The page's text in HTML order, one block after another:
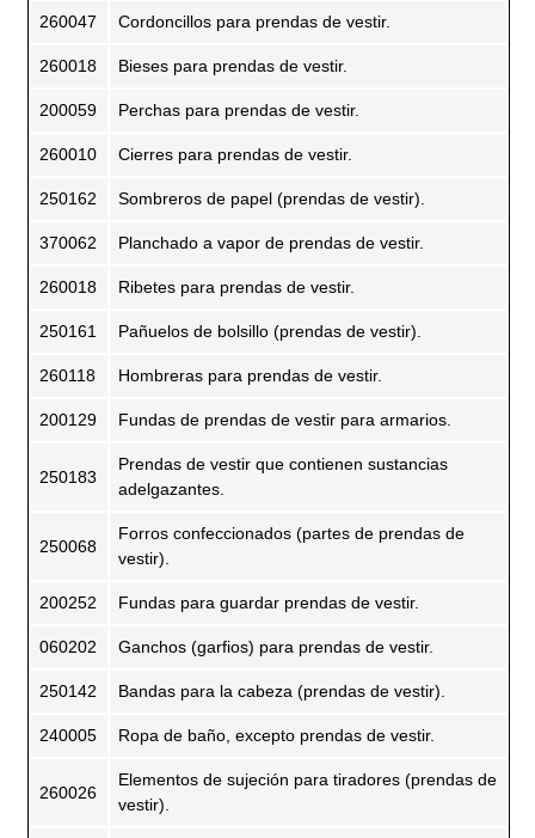
260047 Cordoncillos para prendas de vestir.
260018 Bieses para prendas de vestir.
200059 Perchas para prendas de vestir.
260010 Cierres para prendas de vestir.
250162 Sombreros de papel (prendas de vestir).
370062 Planchado a vapor de prendas de vestir.
260018 Ribetes para prendas de vestir.
250161 Pañuelos de bolsillo (prendas de vestir).
260118 Hombreras para prendas de vestir.
200129 Fundas de prendas de vestir para armarios.
250183
Prendas de vestir que contienen sustancias
adelgazantes.
250068
Forros confeccionados (partes de prendas de
vestir).
200252 Fundas para guardar prendas de vestir.
060202 Ganchos (garfios) para prendas de vestir.
250142 Bandas para la cabeza (prendas de vestir).
240005 Ropa de baño, excepto prendas de vestir.
260026
Elementos de sujeción para tiradores (prendas de
vestir).